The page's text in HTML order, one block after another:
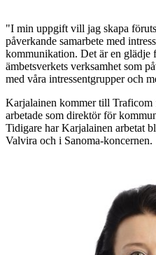
"I min uppgift vill jag skapa
påverkande samarbete med
kommunikation. Det är en glädje
ämbetsverkets verksamhet som
med våra intressentgrupper och
Karjalainen kommer till
arbetade som direktör för
Tidigare har Karjalainen arbetat
Valvira och i Sanoma-koncernen.